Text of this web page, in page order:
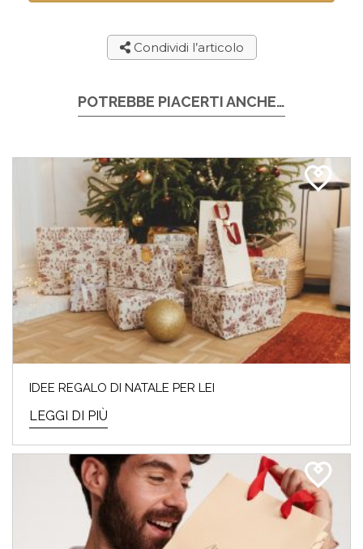
Condividi l’articolo
POTREBBE PIACERTI ANCHE…
IDEE REGALO DI NATALE PER LEI
LEGGI DI PIÙ